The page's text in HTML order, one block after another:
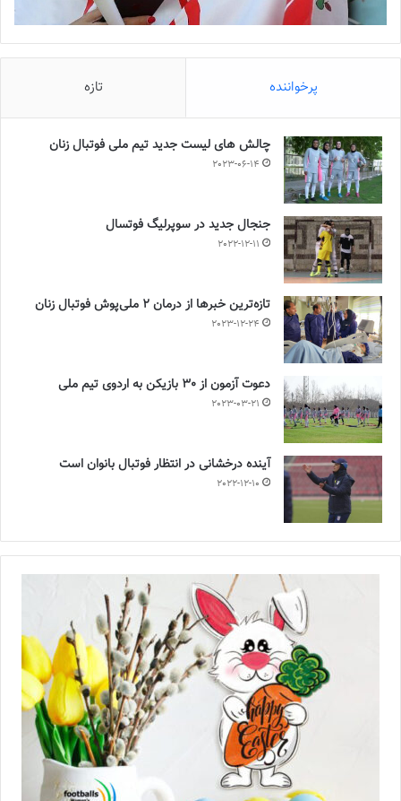
پرخواننده تازه
چالش هاى ليست جدید تيم ملى فوتبال زنان
2023-06-14
جنجال جدید در سوپرلیگ فوتسال
2022-12-11
تازه‌ترین خبرها از درمان ۲ ملی‌پوش فوتبال زنان
2023-12-24
دعوت آزمون از 30 بازیکن به اردوی تیم ملی
2023-03-21
آینده درخشانی در انتظار فوتبال بانوان است
2022-12-10